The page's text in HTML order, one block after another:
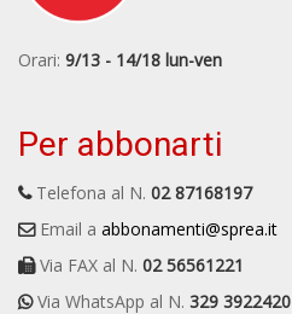
Orari: 9/13 - 14/18 lun-ven
Per abbonarti
Telefona al N. 02 87168197
Email a abbonamenti@sprea.it
Via FAX al N. 02 56561221
Via WhatsApp al N. 329 3922420